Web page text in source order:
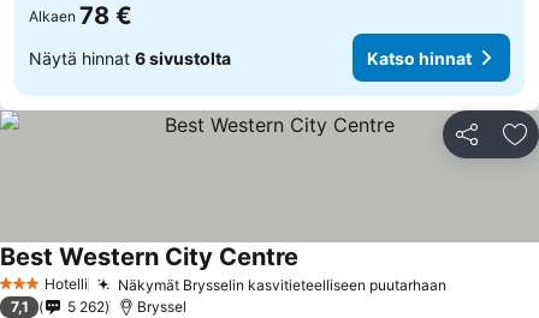
Alkaen 78 €
Näytä hinnat 6 sivustolta Katso hinnat
Jaa
3 Tähtiluokitus
Hotelli Näkymät Brysselin kasvitieteelliseen puutarhaan
Best Western City Centre
7,1 5 262 Bryssel